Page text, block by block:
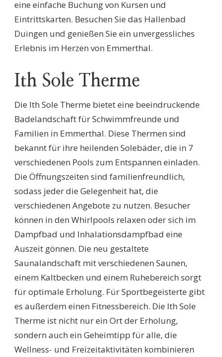
eine einfache Buchung von Kursen und
Eintrittskarten. Besuchen Sie das Hallenbad
Duingen und genießen Sie ein unvergessliches
Erlebnis im Herzen von Emmerthal.
Ith Sole Therme
Die Ith Sole Therme bietet eine beeindruckende
Badelandschaft für Schwimmfreunde und
Familien in Emmerthal. Diese Thermen sind
bekannt für ihre heilenden Solebäder, die in 7
verschiedenen Pools zum Entspannen einladen.
Die Öffnungszeiten sind familienfreundlich,
sodass jeder die Gelegenheit hat, die
verschiedenen Angebote zu nutzen. Besucher
können in den Whirlpools relaxen oder sich im
Dampfbad und Inhalationsdampfbad eine
Auszeit gönnen. Die neu gestaltete
Saunalandschaft mit verschiedenen Saunen,
einem Kaltbecken und einem Ruhebereich sorgt
für optimale Erholung. Für Sportbegeisterte gibt
es außerdem einen Fitnessbereich. Die Ith Sole
Therme ist nicht nur ein Ort der Erholung,
sondern auch ein Geheimtipp für alle, die
Wellness- und Freizeitaktivitäten kombinieren